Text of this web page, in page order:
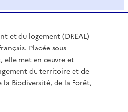
et du logement (DREAL)
Placée sous
elle met en œuvre et
du territoire et de
Biodiversité, de la Forêt,